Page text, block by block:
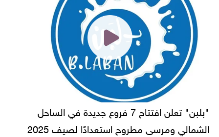
"بلبن" تعلن افتتاح 7 فروع جديدة في الساحل
الشمالي ومرسى مطروح استعدادًا لصيف 2025